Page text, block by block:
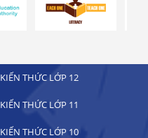
KIẾN THỨC LỚP 12
KIẾN THỨC LỚP 11
KIẾN THỨC LỚP 10